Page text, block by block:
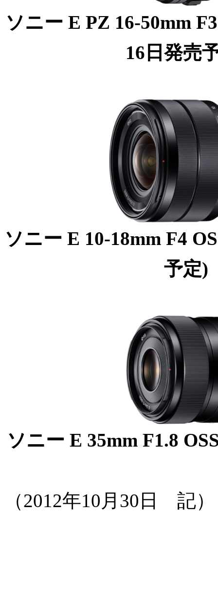
ソニー E PZ 16-50mm
16日発売
ソニー E 10-18mm F4
予定)
ソニー E 35mm F1.8
（2012年10月30日 記）